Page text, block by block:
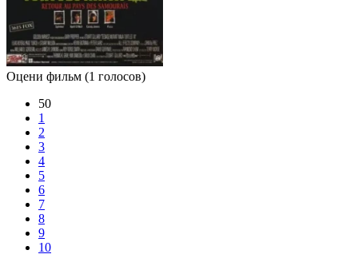
Оцени фильм (1 голосов)
50
1
2
3
4
5
6
7
8
9
10